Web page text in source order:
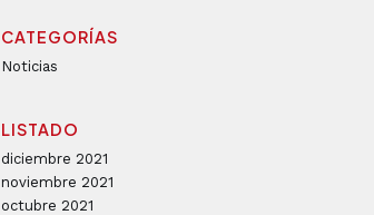
CATEGORÍAS
Noticias
LISTADO
diciembre 2021
noviembre 2021
octubre 2021